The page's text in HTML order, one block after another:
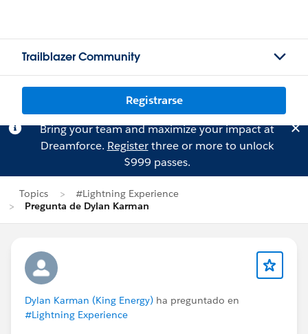
Trailblazer Community
Registrarse
Bring your team and maximize your impact at
Dreamforce. Registerthree or more to unlock
$999 passes.
Topics
#Lightning Experience
Pregunta de Dylan Karman
Dylan Karman (King Energy) ha preguntado en
#Lightning Experience